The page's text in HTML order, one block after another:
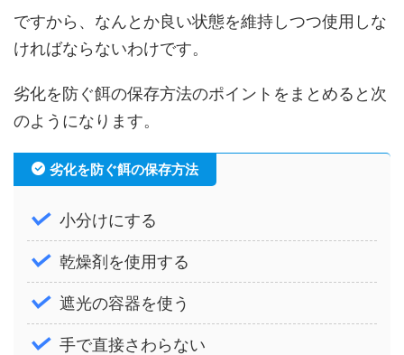
ですから、なんとか良い状態を維持しつつ使用しな
ければならないわけです。
劣化を防ぐ餌の保存方法のポイントをまとめると次
のようになります。
劣化を防ぐ餌の保存方法
小分けにする
乾燥剤を使用する
遮光の容器を使う
手で直接さわらない